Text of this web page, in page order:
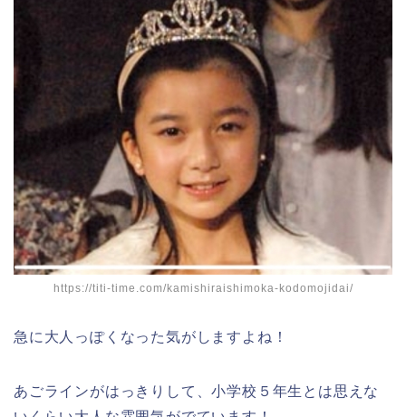
https://titi-time.com/kamishiraishimoka-kodomojidai/
急に大人っぽくなった気がしますよね！
あごラインがはっきりして、小学校５年生とは思えな